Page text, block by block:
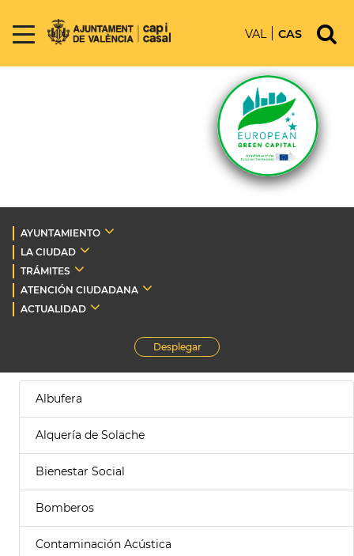
VAL CAS
AYUNTAMIENTO
LA CIUDAD
TRÁMITES
ATENCIÓN CIUDADANA
ACTUALIDAD
Desplegar
Albufera
Alquería de Solache
Bienestar Social
Bomberos
Contaminación Acústica